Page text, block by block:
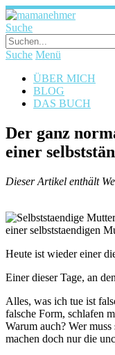
Suche
Suche Menü
ÜBER MICH
BLOG
DAS BUCH
Der ganz
einer
Dieser Artikel enthält
Heute ist wieder einer
Einer dieser Tage, an
Alles, was ich tue ist
falsche Form, schlafen
Warum auch? Wer
machen doch nur die